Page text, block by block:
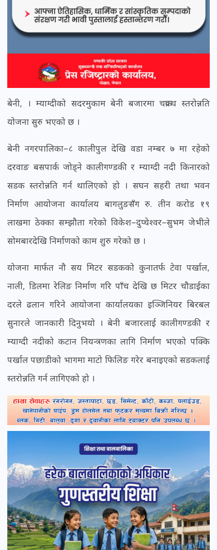
बेनी, । म्याग्दीको सदरमुकाम बेनी बजारमा चक्रपथ स्तरोन्नति
योजना सुरु भएको छ ।
बेनी नगरपालिका–८ कालीपुल देखि वडा नम्बर ७ मा रहेको
दरवाङ बसपार्क जोड्ने कालीगण्डकी र म्याग्दी नदी किनारको
सडक स्तरोन्नति गर्न थालिएको हो । सघन सहरी तथा भवन
निर्माण आयोजना कार्यालय बागलुङसँग रु. तीन करोड १९
लाखमा ठेक्का सम्झौता गरेको विकेश–दुप्चेश्वर–सुभम जेभीले
सोमबारदेखि निर्माणको काम शुरु गरेको छ ।
योजना मार्फत नौ सय मिटर सडकको कुनातर्फ टेवा पर्खाल,
नाली, डिलमा रेलिङ निर्माण गरि पाँच देखि छ मिटर चौडाईका
दरले ढलान गरिने आयोजना कार्यालयका इञ्जिनियर बिरबल
सुनारले जानकारी दिनुभयो । बेनी बजारलाई कालीगण्डकी र
म्याग्दी नदीको कटान नियन्त्रणका लागि निर्माण भएको पक्कि
पर्खाल पछाडीको भागमा माटो फिलिङ गरेर बनाइएको सडकलाई
स्तरोन्नति गर्न लागिएको हो ।